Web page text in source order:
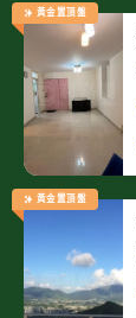
黃金置頂盤
黃金置頂盤